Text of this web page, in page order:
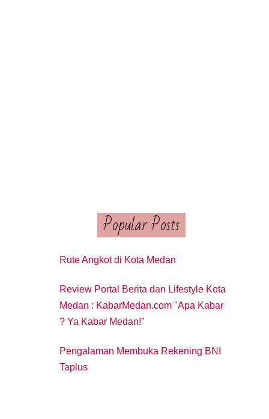
Popular Posts
Rute Angkot di Kota Medan
Review Portal Berita dan Lifestyle Kota
Medan : KabarMedan.com "Apa Kabar
? Ya Kabar Medan!"
Pengalaman Membuka Rekening BNI
Taplus